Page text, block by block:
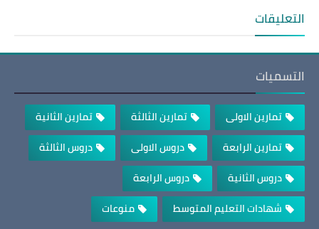
التعليقات
التسميات
تمارين الاولى تمارين الثالثة
تمارين الثانية
تمارين الرابعة
دروس الاولى
دروس الثالثة
دروس الثانية
دروس الرابعة
شهادات التعليم المتوسط
منوعات